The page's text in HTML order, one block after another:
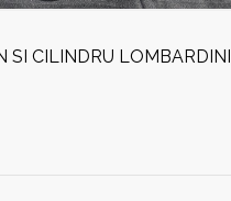
SI CILINDRU LOMBARDINI